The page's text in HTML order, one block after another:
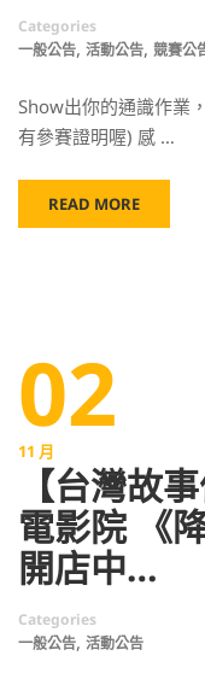
Categories
一般公告, 活動公告, 競賽公
Show出你的通識作業
有參賽證明喔) 感 …
READ MORE
02
11 月
【台灣故
電影院 《
開店中…
Categories
一般公告, 活動公告